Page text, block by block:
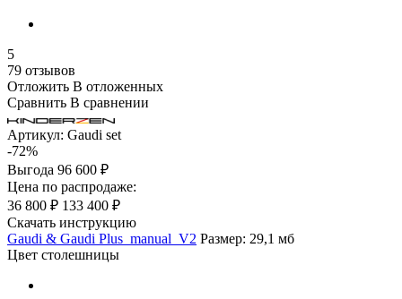
5
79 отзывов
Отложить В отложенных
Сравнить В сравнении
Артикул: Gaudi set
-72%
Выгода 96 600 ₽
Цена по распродаже:
36 800 ₽ 133 400 ₽
Скачать инструкцию
Gaudi & Gaudi Plus_manual_V2 Размер: 29,1 мб
Цвет столешницы